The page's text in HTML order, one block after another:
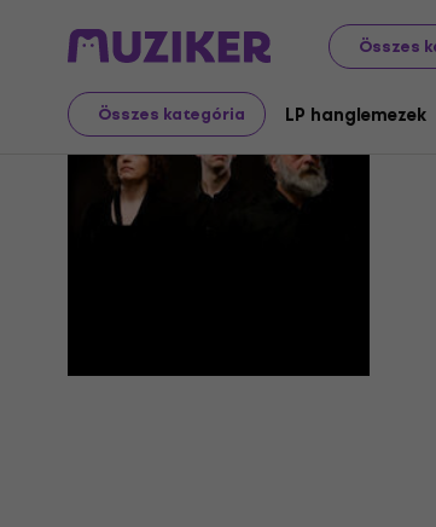
Összes
Összes kategória LP hanglemezek